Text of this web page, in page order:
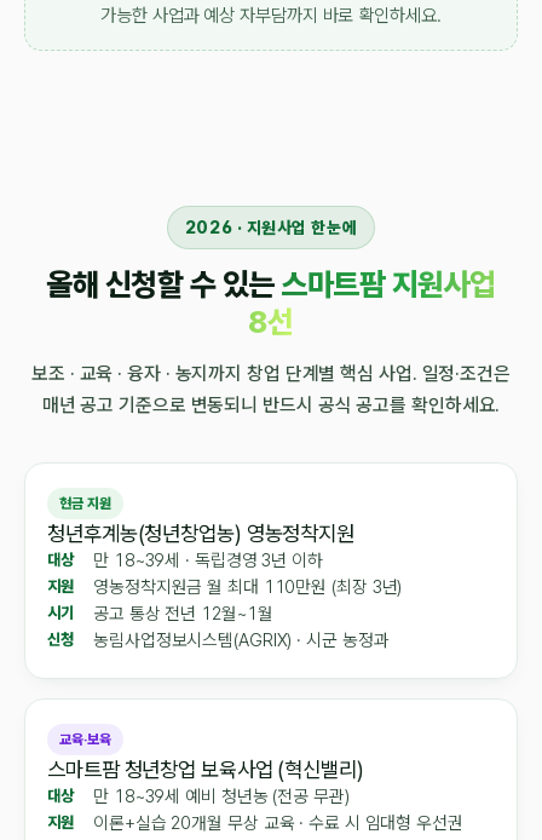
가능한 사업과 예상 자부담까지 바로 확인하세요.
2026 · 지원사업 한눈에
올해 신청할 수 있는 스마트팜 지원사업
8선
보조 · 교육 · 융자 · 농지까지 창업 단계별 핵심 사업. 일정·조건은
매년 공고 기준으로 변동되니 반드시 공식 공고를 확인하세요.
현금 지원
청년후계농(청년창업농) 영농정착지원
대상 만 18~39세 · 독립경영 3년 이하
지원 영농정착지원금 월 최대 110만원 (최장 3년)
시기 공고 통상 전년 12월~1월
신청 농림사업정보시스템(AGRIX) · 시군 농정과
교육·보육
스마트팜 청년창업 보육사업 (혁신밸리)
대상 만 18~39세 예비 청년농 (전공 무관)
지원 이론+실습 20개월 무상 교육 · 수료 시 임대형 우선권